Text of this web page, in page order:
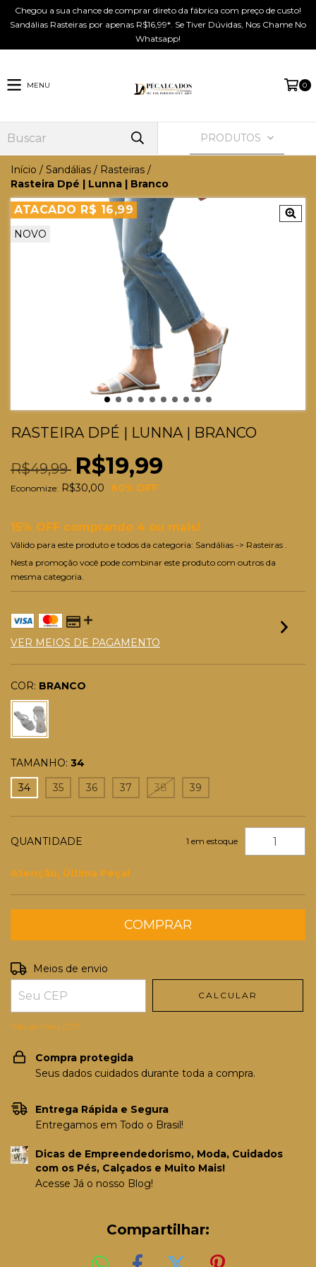
Chegou a sua chance de comprar direto da fábrica com preço de custo!
Sandálias Rasteiras por apenas R$16,99*. Se Tiver Dúvidas, Nos Chame No
Whatsapp!
MENU 0
PRODUTOS
Início / Sandálias / Rasteiras /
Rasteira Dpé | Lunna | Branco
ATACADO R$ 16,99
NOVO
RASTEIRA DPÉ | LUNNA | BRANCO
R$49,99 R$19,99
Economize: R$30,00 60% OFF
15% OFF comprando 4 ou mais!
Válido para este produto e todos da categoria: Sandálias -> Rasteiras .
Nesta promoção você pode combinar este produto com outros da
mesma categoria.
VER MEIOS DE PAGAMENTO
COR: BRANCO
TAMANHO: 34
34
35 36 37 38 39
QUANTIDADE 1 em estoque
Atenção, Última Peça!
Entregas para o CEP:
Meios de envio
CALCULAR
Não sei meu CEP
Compra protegida
Seus dados cuidados durante toda a compra.
Entrega Rápida e Segura
Entregamos em Todo o Brasil!
Dicas de Empreendedorismo, Moda, Cuidados
com os Pés, Calçados e Muito Mais!
Acesse Já o nosso Blog!
Compartilhar: